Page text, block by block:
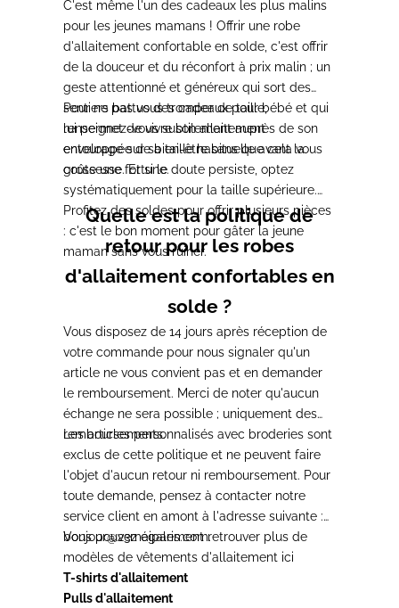
C'est même l'un des cadeaux les plus malins
pour les jeunes mamans ! Offrir une robe
d'allaitement confortable en solde, c'est offrir
de la douceur et du réconfort à prix malin ; un
geste attentionné et généreux qui sort des
sentiers battus des cadeaux pour bébé et qui
lui permet de vivre son allaitement
enveloppée de bien-être sans que cela vous
coûte une fortune.
Pour ne pas vous tromper de taille,
renseignez-vous subtilement auprès de son
entourage sur sa taille habituelle avant la
grossesse. Et si le doute persiste, optez
systématiquement pour la taille supérieure.
Profitez des soldes pour offrir plusieurs pièces
: c'est le bon moment pour gâter la jeune
maman sans vous ruiner.
Quelle est la politique de
retour pour les robes
d'allaitement confortables en
solde ?
Vous disposez de 14 jours après réception de
votre commande pour nous signaler qu'un
article ne vous convient pas et en demander
le remboursement. Merci de noter qu'aucun
échange ne sera possible ; uniquement des
remboursements.
Les articles personnalisés avec broderies sont
exclus de cette politique et ne peuvent faire
l'objet d'aucun retour ni remboursement. Pour
toute demande, pensez à contacter notre
service client en amont à l'adresse suivante :
bonjour@23maiparis.com.
Vous pouvez également retrouver plus de
modèles de vêtements d'allaitement ici
T-shirts d'allaitement
Pulls d'allaitement